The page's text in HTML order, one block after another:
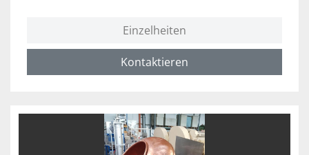
Einzelheiten
Kontaktieren